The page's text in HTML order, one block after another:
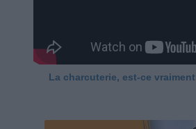
La charcuterie, est-ce